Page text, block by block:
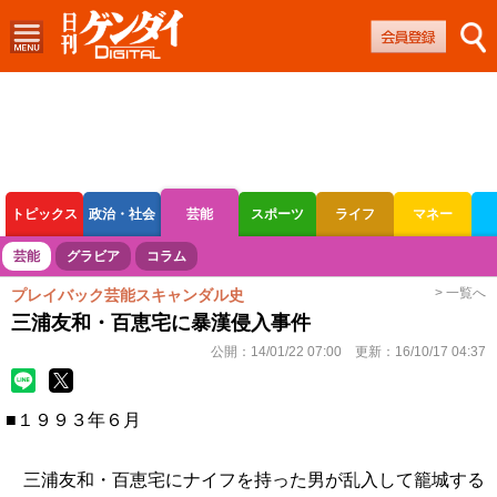
トピックス 政治・社会 芸能 スポーツ ライフ マネー
ボートレース 競輪 オートレース
芸能 グラビア コラム
プレイバック芸能スキャンダル史 > 一覧へ
三浦友和・百恵宅に暴漢侵入事件
公開： 14/01/22 07:00 更新： 16/10/17 04:37
■１９９３年６月
三浦友和・百恵宅にナイフを持った男が乱入して籠城する